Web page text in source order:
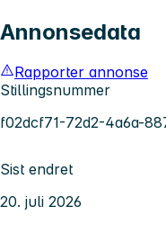
Annonsedata
Rapporter annonse
Stillingsnummer
f02dcf71-72d2-4a6a-
Sist endret
20. juli 2026